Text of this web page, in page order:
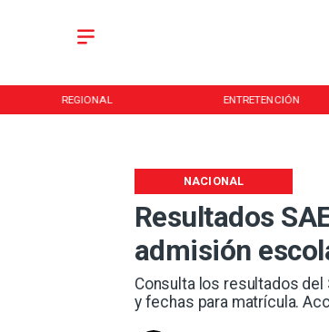
REGIONAL ENTRETENCIÓN
Resultados
admisión
Consulta los resultados
y fechas para matrícula.
NACIONAL